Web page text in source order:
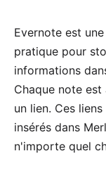
Evernote est
pratique pour
informations
Chaque note est
un lien. Ces
insérés dans
n'importe quel